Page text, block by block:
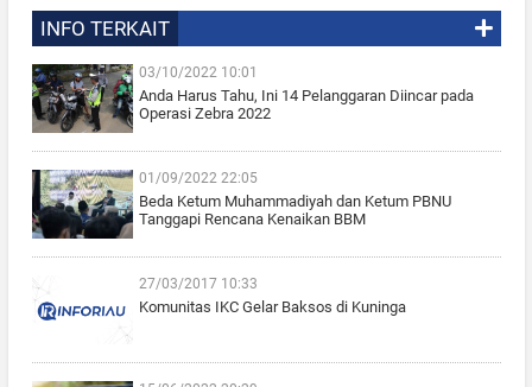
INFO TERKAIT
03/10/2022 10:01
Anda Harus Tahu, Ini 14 Pelanggaran Diincar pada
Operasi Zebra 2022
01/09/2022 22:05
Beda Ketum Muhammadiyah dan Ketum PBNU
Tanggapi Rencana Kenaikan BBM
27/03/2017 10:33
Komunitas IKC Gelar Baksos di Kuninga